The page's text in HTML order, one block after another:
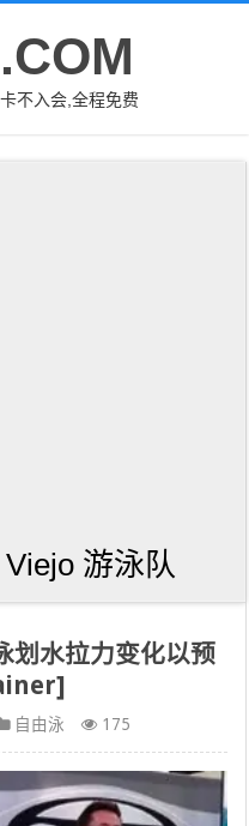
不入会,全程免费
游泳队
划水拉力变化以预
自由泳 175